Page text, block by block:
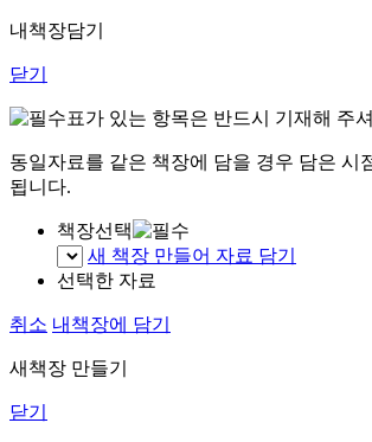
내책장담기
닫기
표가 있는 항목은 반드시 기재해 주
동일자료를 같은 책장에 담을 경우 담은 시
됩니다.
책장선택
새 책장 만들어 자료 담기
선택한 자료
취소 내책장에 담기
새책장 만들기
닫기